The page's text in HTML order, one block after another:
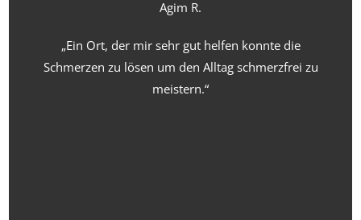
Agim R.
„Ein Ort, der mir sehr gut helfen konnte die
Schmerzen zu lösen um den Alltag schmerzfrei zu
meistern.“